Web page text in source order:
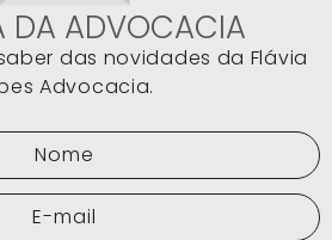
DA ADVOCACIA
das novidades da Flávia
Advocacia.